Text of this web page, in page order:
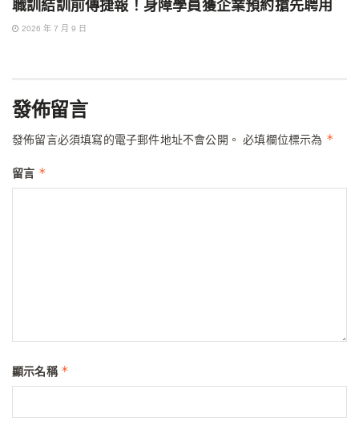
職訓結訓前傳捷報！身障學員獲企業預約搶先聘用
2026 年 7 月 9 日
發佈留言
發佈留言必須填寫的電子郵件地址不會公開。 必填欄位標示為 *
留言 *
顯示名稱 *